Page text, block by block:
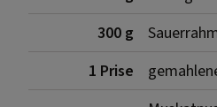
300 g
1 Prise